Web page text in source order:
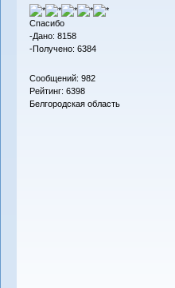
Спасибо
-Дано: 8158
-Получено: 6384
Сообщений: 982
Рейтинг: 6398
Белгородская область